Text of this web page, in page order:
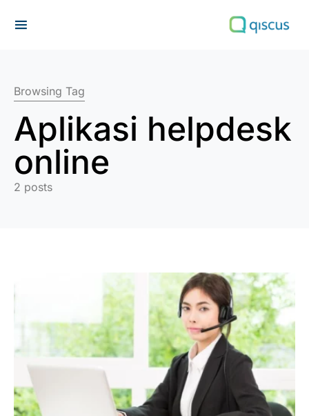
Browsing Tag
Aplikasi helpdesk
online
2 posts